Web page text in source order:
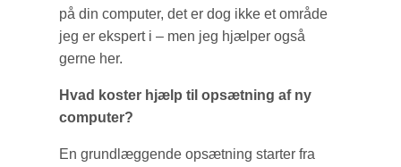
på din computer, det er dog ikke et område
jeg er ekspert i – men jeg hjælper også
gerne her.
Hvad koster hjælp til opsætning af ny
computer?
En grundlæggende opsætning starter fra